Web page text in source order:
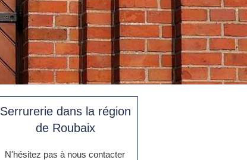
Serrurerie dans la région
de Roubaix
N'hésitez pas à nous contacter